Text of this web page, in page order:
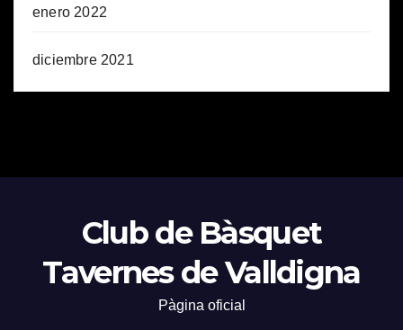
enero 2022
diciembre 2021
Club de Bàsquet
Tavernes de Valldigna
Pàgina oficial